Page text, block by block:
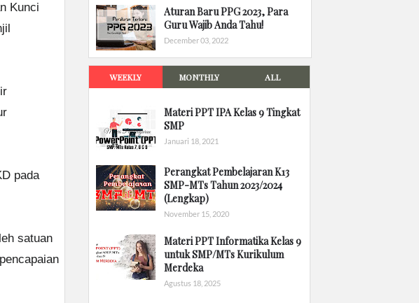
Kunci
pada
satuan
Aturan Baru PPG 2023, Para
Guru Wajib Anda Tahu!
December 03, 2022
WEEKLY MONTHLY ALL
Materi PPT IPA Kelas 9 Tingkat
SMP
Januari 18, 2021
Perangkat Pembelajaran K13
SMP-MTs Tahun 2023/2024
(Lengkap)
November 15, 2020
Materi PPT Informatika Kelas 9
untuk SMP/MTs Kurikulum
Merdeka
Agustus 18, 2025